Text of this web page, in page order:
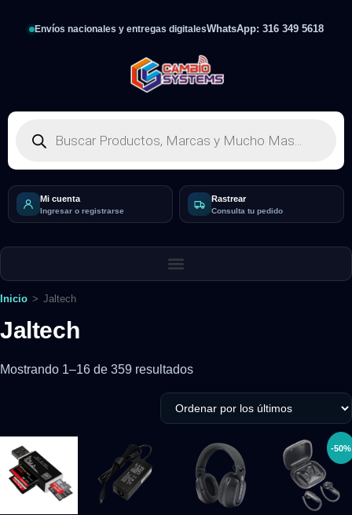
Envíos nacionales y entregas digitalesWhatsApp: 316 349 5618
Mi cuenta
Ingresar o registrarse
Rastrear
Consulta tu pedido
Inicio > Jaltech
Jaltech
Mostrando 1–16 de 359 resultados
-50%